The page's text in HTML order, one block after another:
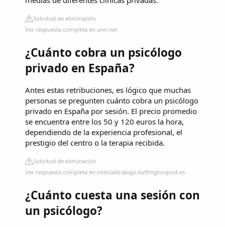
Solicitud de eliminación
Ver respuesta completa en unir.net
¿Cuánto cobra un psicólogo
privado en España?
Antes estas retribuciones, es lógico que muchas
personas se pregunten cuánto cobra un psicólogo
privado en España por sesión. El precio promedio
se encuentra entre los 50 y 120 euros la hora,
dependiendo de la experiencia profesional, el
prestigio del centro o la terapia recibida.
Solicitud de eliminación
Ver respuesta completa en noticiastrabajo.huffingtonpost.es
¿Cuánto cuesta una sesión con
un psicólogo?